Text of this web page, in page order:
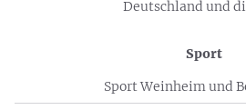
Deutschland und
Sport
Sport Weinheim und